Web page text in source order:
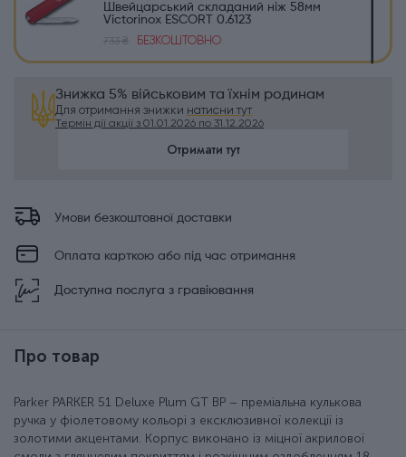
Швейцарський складаний ніж 58мм
Victorinox ESCORT 0.6123
733 ₴
БЕЗКОШТОВНО
Знижка 5% військовим та їхнім родинам
Для отримання знижки натисни тут
Термін дії акції з 01.01.2026 по 31.12.2026
Отримати тут
Умови безкоштовної доставки
Оплата карткою або під час отримання
Доступна послуга з гравіювання
Про товар
Parker PARKER 51 Deluxe Plum GT BP – преміальна кулькова
ручка у фіолетовому кольорі з ексклюзивної колекції із
золотими акцентами. Корпус виконано із міцної акрилової